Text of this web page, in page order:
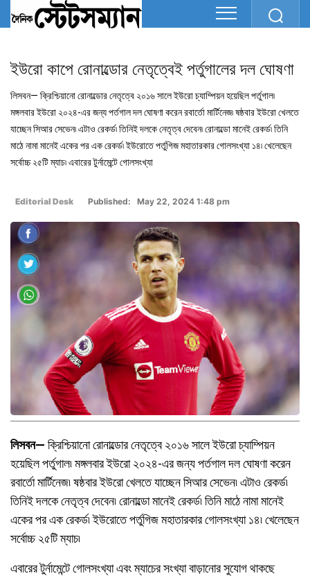
ইউরো কাপে রোনাল্ডোর নেতৃত্বেই পর্তুগালের দল ঘোষণা
লিসবন— ক্রিশ্চিয়ানো রোনাল্ডোর নেতৃত্বে ২০১৬ সালে ইউরো চ্যাম্পিয়ন হয়েছিল পর্তুগাল৷
মঙ্গলবার ইউরো ২০২৪-এর জন্য পর্তগাল দল ঘোষণা করেন রবার্তো মার্টিনেজ৷ ষষ্ঠবার ইউরো খেলতে
যাচ্ছেন সিআর সেভেন৷ এটাও রেকর্ড৷ তিনিই দলকে নেতৃত্ব দেবেন৷ রোনাল্ডো মানেই রেকর্ড৷ তিনি
মাঠে নামা মানেই একের পর এক রেকর্ড৷ ইউরোতে পর্তুগিজ মহাতারকার গোলসংখ্যা ১৪৷ খেলেছেন
সর্বোচ্চ ২৫টি ম্যাচ৷ এবারের টুর্নামেন্টে গোলসংখ্যা
Editorial Desk Published: May 22, 2024 1:48 pm
লিসবন— ক্রিশ্চিয়ানো রোনাল্ডোর নেতৃত্বে ২০১৬ সালে ইউরো চ্যাম্পিয়ন
হয়েছিল পর্তুগাল৷ মঙ্গলবার ইউরো ২০২৪-এর জন্য পর্তগাল দল ঘোষণা করেন
রবার্তো মার্টিনেজ৷ ষষ্ঠবার ইউরো খেলতে যাচ্ছেন সিআর সেভেন৷ এটাও রেকর্ড৷
তিনিই দলকে নেতৃত্ব দেবেন৷ রোনাল্ডো মানেই রেকর্ড৷ তিনি মাঠে নামা মানেই
একের পর এক রেকর্ড৷ ইউরোতে পর্তুগিজ মহাতারকার গোলসংখ্যা ১৪৷ খেলেছেন
সর্বোচ্চ ২৫টি ম্যাচ৷
এবারের টুর্নামেন্টে গোলসংখ্যা এবং ম্যাচের সংখ্যা বাড়ানোর সুযোগ থাকছে